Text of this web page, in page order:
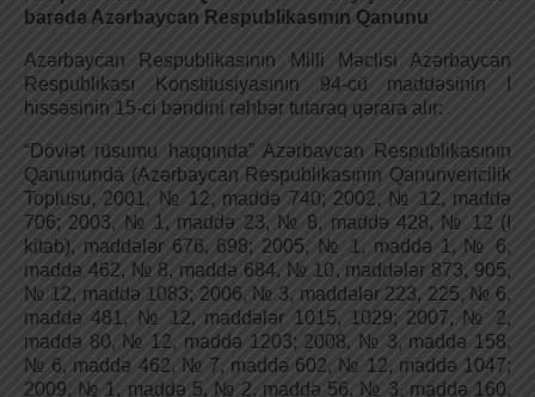
barədə Azərbaycan Respublikasının Qanunu
Azərbaycan Respublikasının Milli Məclisi Azərbaycan
Respublikası Konstitusiyasının 94-cü maddəsinin I
hissəsinin 15-ci bəndini rəhbər tutaraq qərara alır:
“Dövlət rüsumu haqqında” Azərbaycan Respublikasının
Qanununda (Azərbaycan Respublikasının Qanunvericilik
Toplusu, 2001, № 12, maddə 740; 2002, № 12, maddə
706; 2003, № 1, maddə 23, № 8, maddə 428, № 12 (I
kitab), maddələr 676, 698; 2005, № 1, maddə 1, № 6,
maddə 462, № 8, maddə 684, № 10, maddələr 873, 905,
№ 12, maddə 1083; 2006, № 3, maddələr 223, 225, № 6,
maddə 481, № 12, maddələr 1015, 1029; 2007, № 2,
maddə 80, № 12, maddə 1203; 2008, № 3, maddə 158,
№ 6, maddə 462, № 7, maddə 602, № 12, maddə 1047;
2009, № 1, maddə 5, № 2, maddə 56, № 3, maddə 160,